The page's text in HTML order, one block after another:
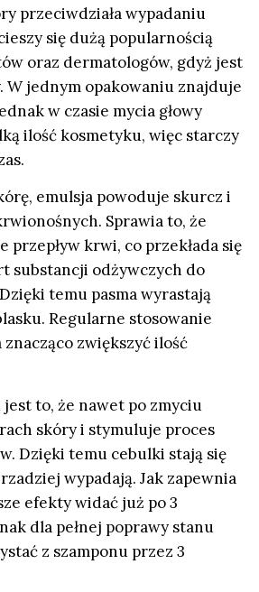
przeciwdziała wypadaniu
się dużą popularnością
oraz dermatologów, gdyż jest
W jednym opakowaniu znajduje
w czasie mycia głowy
ilość kosmetyku, więc starczy
emulsja powoduje skurcz i
Sprawia to, że
przepływ krwi, co przekłada się
substancji odżywczych do
temu pasma wyrastają
Regularne stosowanie
zwiększyć ilość
to, że nawet po zmyciu
skóry i stymuluje proces
Dzięki temu cebulki stają się
wypadają. Jak zapewnia
efekty widać już po 3
dla pełnej poprawy stanu
z szamponu przez 3